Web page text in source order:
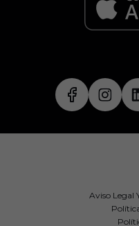
Aviso Legal